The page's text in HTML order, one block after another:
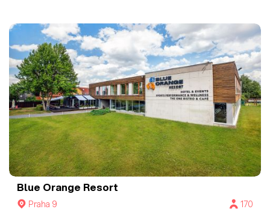
Blue Orange Resort
Praha 9
170